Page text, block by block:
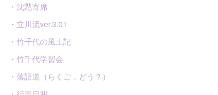
・沈黙寄席
・立川流ver.3.01
・竹千代の風土記
・竹千代学習会
・落語道（らくご，どう？）